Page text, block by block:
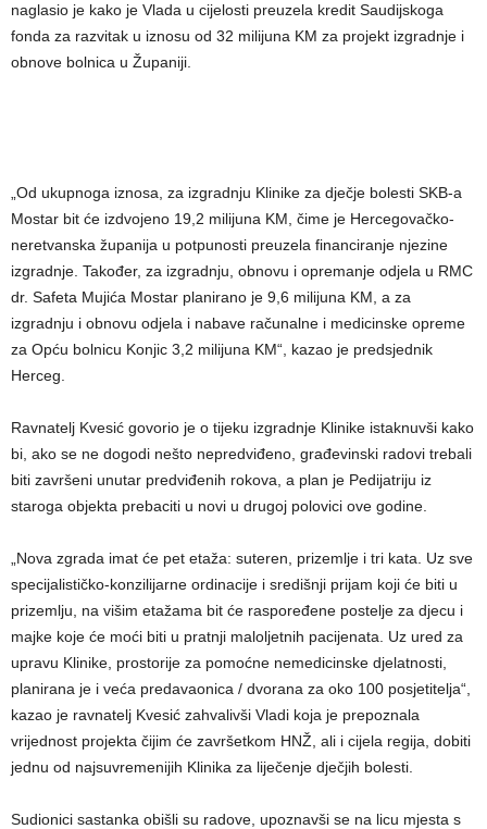
naglasio je kako je Vlada u cijelosti preuzela kredit Saudijskoga
fonda za razvitak u iznosu od 32 milijuna KM za projekt izgradnje i
obnove bolnica u Županiji.
„Od ukupnoga iznosa, za izgradnju Klinike za dječje bolesti SKB-a
Mostar bit će izdvojeno 19,2 milijuna KM, čime je Hercegovačko-
neretvanska županija u potpunosti preuzela financiranje njezine
izgradnje. Također, za izgradnju, obnovu i opremanje odjela u RMC
dr. Safeta Mujića Mostar planirano je 9,6 milijuna KM, a za
izgradnju i obnovu odjela i nabave računalne i medicinske opreme
za Opću bolnicu Konjic 3,2 milijuna KM“, kazao je predsjednik
Herceg.
Ravnatelj Kvesić govorio je o tijeku izgradnje Klinike istaknuvši kako
bi, ako se ne dogodi nešto nepredviđeno, građevinski radovi trebali
biti završeni unutar predviđenih rokova, a plan je Pedijatriju iz
staroga objekta prebaciti u novi u drugoj polovici ove godine.
„Nova zgrada imat će pet etaža: suteren, prizemlje i tri kata. Uz sve
specijalističko-konzilijarne ordinacije i središnji prijam koji će biti u
prizemlju, na višim etažama bit će raspoređene postelje za djecu i
majke koje će moći biti u pratnji maloljetnih pacijenata. Uz ured za
upravu Klinike, prostorije za pomoćne nemedicinske djelatnosti,
planirana je i veća predavaonica / dvorana za oko 100 posjetitelja“,
kazao je ravnatelj Kvesić zahvalivši Vladi koja je prepoznala
vrijednost projekta čijim će završetkom HNŽ, ali i cijela regija, dobiti
jednu od najsuvremenijih Klinika za liječenje dječjih bolesti.
Sudionici sastanka obišli su radove, upoznavši se na licu mjesta s